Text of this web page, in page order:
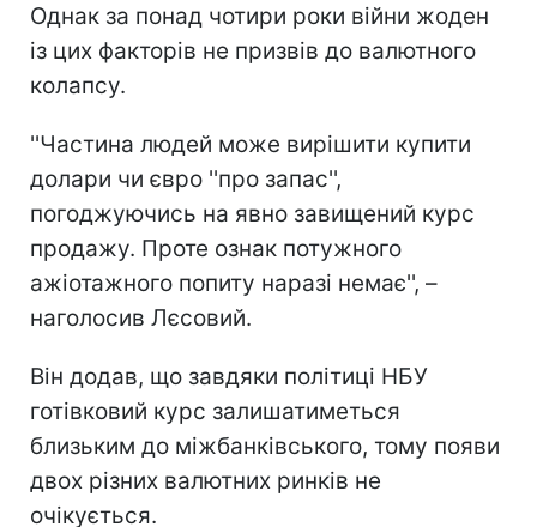
Однак за понад чотири роки війни жоден
із цих факторів не призвів до валютного
колапсу.
''Частина людей може вирішити купити
долари чи євро ''про запас'',
погоджуючись на явно завищений курс
продажу. Проте ознак потужного
ажіотажного попиту наразі немає'', –
наголосив Лєсовий.
Він додав, що завдяки політиці НБУ
готівковий курс залишатиметься
близьким до міжбанківського, тому появи
двох різних валютних ринків не
очікується.